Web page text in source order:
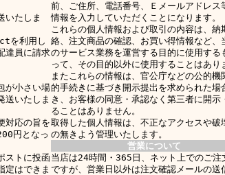
いたしま
を利用し
達員に請求
が小さい場
送いたしま
対応の旨を
円となっ
ストに投函
定はできま
前、ご住所、電話番号、Ｅメールアドレス
情報を入力していただくことになります。
これらの個人情報および取引の内容は、納
絡、注文商品の確認、お買い得情報など、
のサービス業務を運営する目的に使用する
って、その目的以外に使用することはあり
またこれらの情報は、官公庁などの公的機
的手続きに基づき開示提出を求められた場
き、お客様の同意・承認なく第三者に開示
ることはありません。
取得した個人情報は、不正なアクセスや破
の無きよう管理いたします。
営業について
当店は24時間・365日、ネット上でのご注
ですが、営業日以外は注文確認メールの送